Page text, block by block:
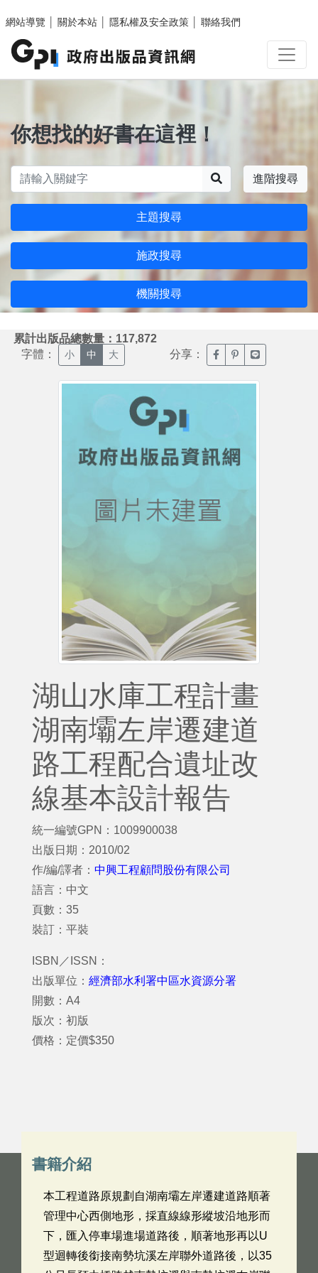
網站導覽
關於本站 隱私權及安全政策 聯絡我們
你想找的好書在這裡！
進階搜尋
主題搜尋
施政搜尋
機關搜尋
累計出版品總數量：117,872
字體： 小 中 大 分享： 臉書分享(另開新視窗)
噗浪分享(另開新
Line分享(另
湖山水庫工程計畫
湖南壩左岸遷建道
路工程配合遺址改
線基本設計報告
統一編號GPN：1009900038
出版日期：2010/02
作/編/譯者： 中興工程顧問股份有限公司
語言：中文
頁數：35
裝訂：平裝
ISBN／ISSN：
出版單位： 經濟部水利署中區水資源分署
開數：A4
版次：初版
價格：定價$350
書籍介紹
本工程道路原規劃自湖南壩左岸遷建道路順著
管理中心西側地形，採直線線形縱坡沿地形而
下，匯入停車場進場道路後，順著地形再以U
型迴轉後銜接南勢坑溪左岸聯外道路後，以35